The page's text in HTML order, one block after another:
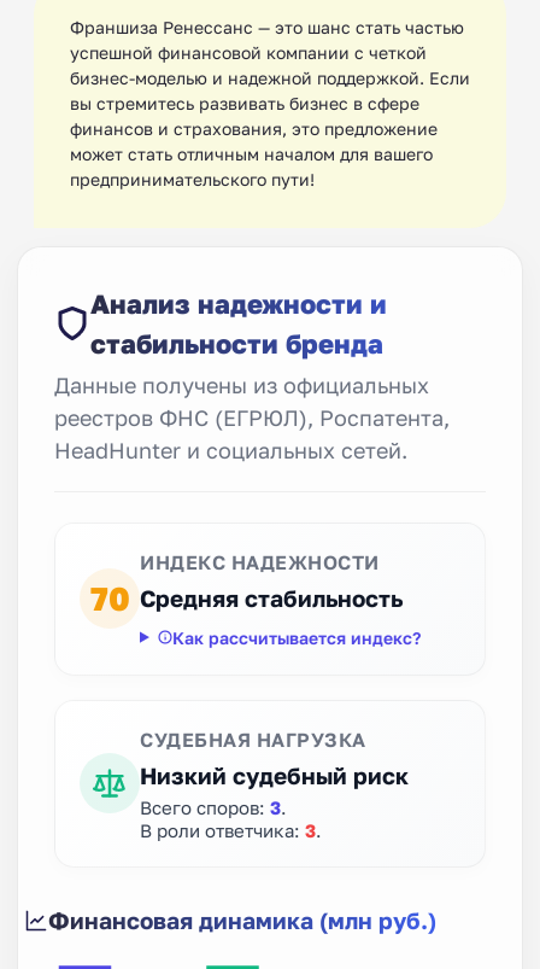
Франшиза Ренессанс — это шанс стать частью
успешной финансовой компании с четкой
бизнес-моделью и надежной поддержкой. Если
вы стремитесь развивать бизнес в сфере
финансов и страхования, это предложение
может стать отличным началом для вашего
предпринимательского пути!
Анализ надежности и
стабильности бренда
Данные получены из официальных
реестров ФНС (ЕГРЮЛ), Роспатента,
HeadHunter и социальных сетей.
70
ИНДЕКС НАДЕЖНОСТИ
Средняя стабильность
Как рассчитывается индекс?
СУДЕБНАЯ НАГРУЗКА
Низкий судебный риск
Всего споров: 3
В роли ответчика: 3
Финансовая динамика (млн руб.)